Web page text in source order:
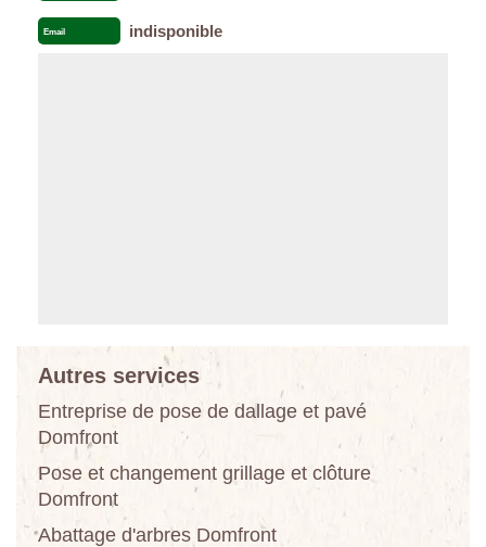
Email indisponible
Autres services
Entreprise de pose de dallage et pavé
Domfront
Pose et changement grillage et clôture
Domfront
Abattage d'arbres Domfront